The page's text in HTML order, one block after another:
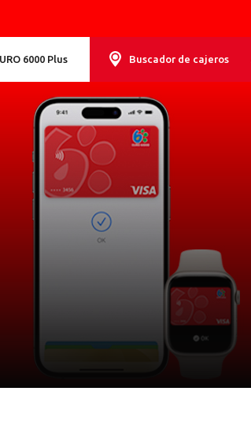
6000 Plus Buscador de cajeros